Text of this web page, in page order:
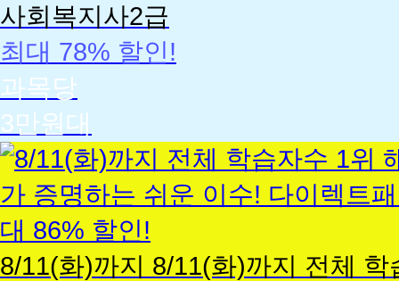
사회복지사2급
최대 78% 할인!
과목당
3만원대
보
육
교
사
8/11(화)까지 8/11(화)까지 전체 학